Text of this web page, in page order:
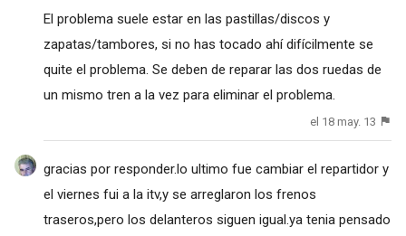
El problema suele estar en las pastillas/discos y
zapatas/tambores, si no has tocado ahí difícilmente se
quite el problema. Se deben de reparar las dos ruedas de
un mismo tren a la vez para eliminar el problema.
el 18 may. 13
gracias por responder.lo ultimo fue cambiar el repartidor y
el viernes fui a la itv,y se arreglaron los frenos
traseros,pero los delanteros siguen igual.ya tenia pensado